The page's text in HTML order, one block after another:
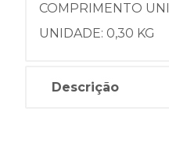
COMPRIMENTO
UNIDADE: 0,30 KG
Descrição